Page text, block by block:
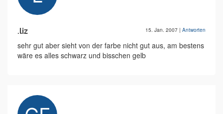
.liz 15. Jan. 2007 | Antworten
sehr gut aber sieht von der farbe nicht gut aus, am bestens
wäre es alles schwarz und bisschen gelb